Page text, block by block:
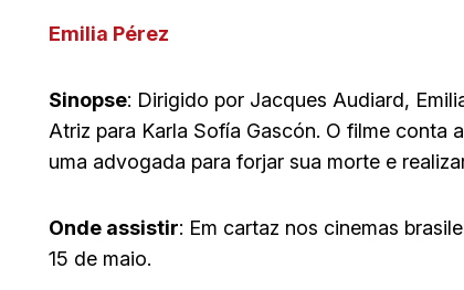
Emilia Pérez
Sinopse: Dirigido por Jacques Audiard,
Atriz para Karla Sofía Gascón. O filme conta
uma advogada para forjar sua morte e
Onde assistir: Em cartaz nos cinemas
15 de maio.